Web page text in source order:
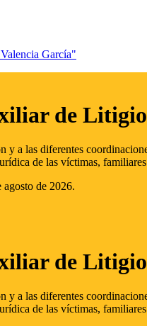
García"
de
y a las diferentes
de las víctimas,
agosto de 2026.
de
y a las diferentes
de las víctimas,